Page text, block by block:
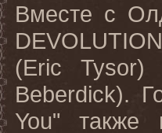
Вместе с
(Eric Tysor)
Beberdick).
You" также